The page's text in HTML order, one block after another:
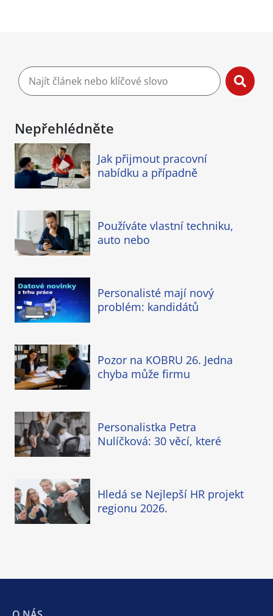
Nepřehlédněte
Jak přijmout pracovní
nabídku a případně
Používáte vlastní techniku,
auto nebo
Personalisté mají nový
problém: kandidátů
Pozor na KOBRU 26. Jedna
chyba může firmu
Personalistka Petra
Nulíčková: 30 věcí, které
Hledá se Nejlepší HR projekt
regionu 2026.